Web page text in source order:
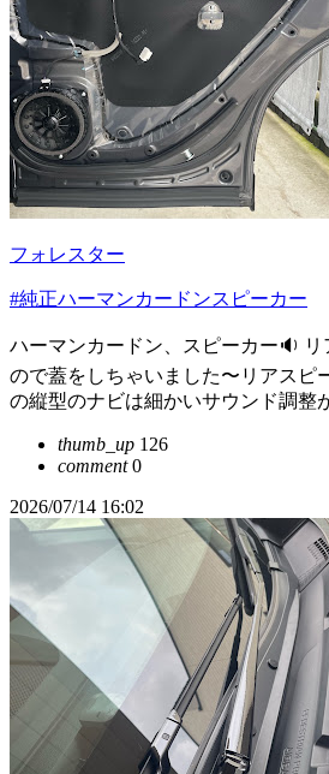
フォレスター
#純正ハーマンカードンスピーカー
ハーマンカードン、スピーカー🔉
ので蓋をしちゃいました〜リアスピ
の縦型のナビは細かいサウンド調整
thumb_up 126
comment0
2026/07/14 16:02